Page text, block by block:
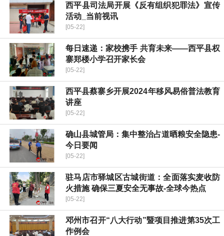
西平县司法局开展《反有组织犯罪法》宣传
活动_当前视讯
[05-22]
每日速递：​家校携手 共育未来——西平县权
寨郑楼小学召开家长会
[05-22]
西平县蔡寨乡开展2024年移风易俗普法教育
讲座
[05-22]
确山县城管局：集中整治占道晒粮安全隐患-
今日要闻
[05-22]
驻马店市驿城区古城街道：全面落实麦收防
火措施 确保三夏安全无事故-全球今热点
[05-22]
邓州市召开“八大行动”暨项目推进第35次工
作例会